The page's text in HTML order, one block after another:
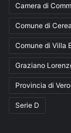
Camera di
Comune di Cerea
Comune di Villa
Graziano
Provincia di
Serie D